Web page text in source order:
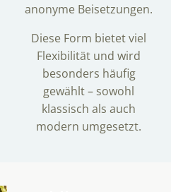
anonyme Beisetzungen.
Diese Form bietet viel
Flexibilität und wird
besonders häufig
gewählt – sowohl
klassisch als auch
modern umgesetzt.